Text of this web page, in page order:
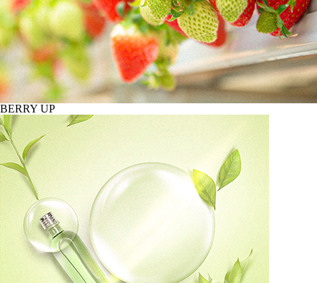
BERRY UP